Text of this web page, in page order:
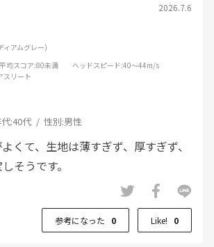
2026.7.6
ィアムグレー)
平均スコア:80未満 ヘッドスピード:40～44m/s
スリート
:40代 性別:男性
くて、生地は薄すぎず、厚すぎず、
そうです。
参考になった 0 Like! 0